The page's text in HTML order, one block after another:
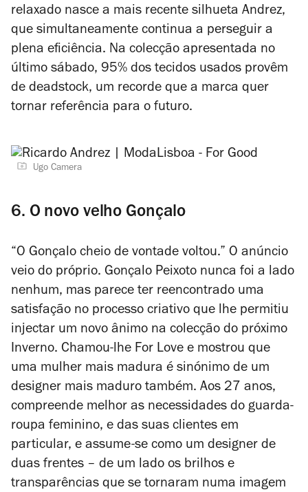
relaxado nasce a mais recente silhueta Andrez,
que simultaneamente continua a perseguir a
plena eficiência. Na colecção apresentada no
último sábado, 95% dos tecidos usados provêm
de deadstock, um recorde que a marca quer
tornar referência para o futuro.
Ugo Camera
6. O novo velho Gonçalo
“O Gonçalo cheio de vontade voltou.” O anúncio
veio do próprio. Gonçalo Peixoto nunca foi a lado
nenhum, mas parece ter reencontrado uma
satisfação no processo criativo que lhe permitiu
injectar um novo ânimo na colecção do próximo
Inverno. Chamou-lhe For Love e mostrou que
uma mulher mais madura é sinónimo de um
designer mais maduro também. Aos 27 anos,
compreende melhor as necessidades do guarda-
roupa feminino, e das suas clientes em
particular, e assume-se como um designer de
duas frentes – de um lado os brilhos e
transparências que se tornaram numa imagem